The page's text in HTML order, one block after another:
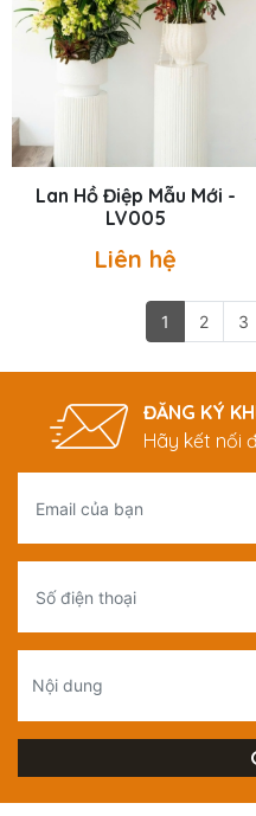
Lan Hồ Điệp Mẫu Mới -
LV005
Liên hệ
1 2 3
ĐĂNG KÝ
Hãy kết nối